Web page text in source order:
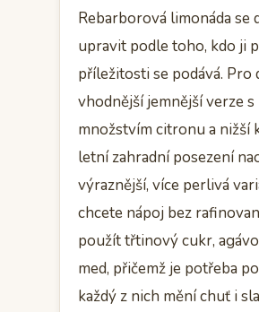
Rebarborová limonáda se
upravit podle toho, kdo ji
příležitosti se podává. Pro
vhodnější jemnější verze s
množstvím citronu a nižší
letní zahradní posezení
výraznější, více perlivá
chcete nápoj bez
použít třtinový cukr,
med, přičemž je potřeba
každý z nich mění chuť i